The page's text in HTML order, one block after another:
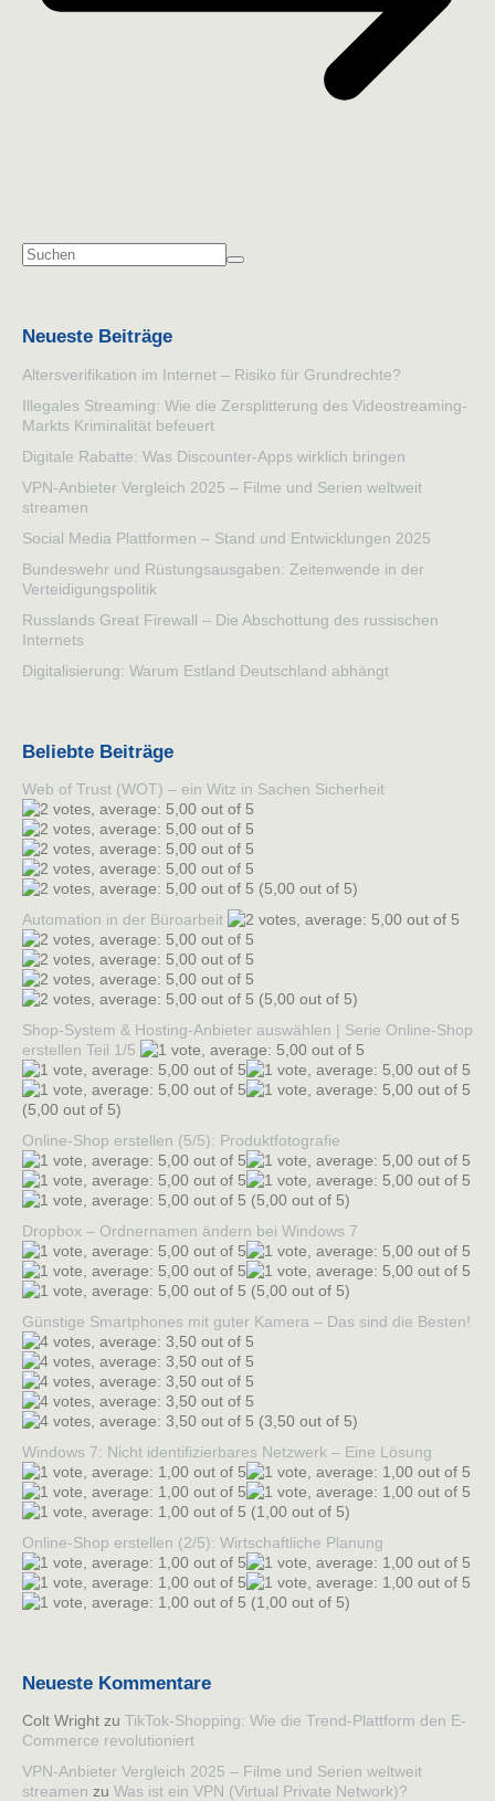
Neueste Beiträge
Altersverifikation im Internet – Risiko für Grundrechte?
Illegales Streaming: Wie die Zersplitterung des Videostreaming-
Markts Kriminalität befeuert
Digitale Rabatte: Was Discounter-Apps wirklich bringen
VPN-Anbieter Vergleich 2025 – Filme und Serien weltweit
streamen
Social Media Plattformen – Stand und Entwicklungen 2025
Bundeswehr und Rüstungsausgaben: Zeitenwende in der
Verteidigungspolitik
Russlands Great Firewall – Die Abschottung des russischen
Internets
Digitalisierung: Warum Estland Deutschland abhängt
Beliebte Beiträge
Web of Trust (WOT) – ein Witz in Sachen Sicherheit
(5,00 out of 5)
Automation in der Büroarbeit
(5,00 out of 5)
Shop-System & Hosting-Anbieter auswählen | Serie Online-Shop
erstellen Teil 1/5
(5,00 out of 5)
Online-Shop erstellen (5/5): Produktfotografie
(5,00 out of 5)
Dropbox – Ordnernamen ändern bei Windows 7
(5,00 out of 5)
Günstige Smartphones mit guter Kamera – Das sind die Besten!
(3,50 out of 5)
Windows 7: Nicht identifizierbares Netzwerk – Eine Lösung
(1,00 out of 5)
Online-Shop erstellen (2/5): Wirtschaftliche Planung
(1,00 out of 5)
Neueste Kommentare
Colt Wright zu TikTok-Shopping: Wie die Trend-Plattform den E-
Commerce revolutioniert
VPN-Anbieter Vergleich 2025 – Filme und Serien weltweit
streamen zu Was ist ein VPN (Virtual Private Network)?